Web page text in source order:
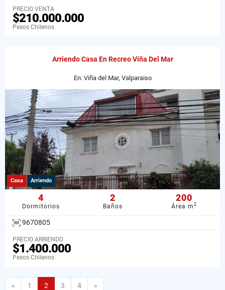
PRECIO VENTA
$210.000.000
Pesos Chilenos
Arriendo Casa En Recreo Viña Del Mar
En: Viña del Mar, Valparaiso
Casa Arriendo
4
Dormitorios
2
Baños
200
Área m2
9670805
PRECIO ARRIENDO
$1.400.000
Pesos Chilenos
« Anterior
1 2 3 4 »